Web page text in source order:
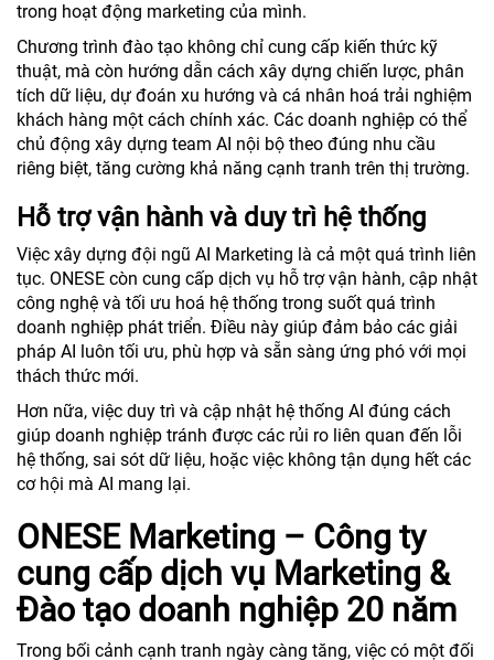
trong hoạt động marketing của mình.
Chương trình đào tạo không chỉ cung cấp kiến thức kỹ
thuật, mà còn hướng dẫn cách xây dựng chiến lược, phân
tích dữ liệu, dự đoán xu hướng và cá nhân hoá trải nghiệm
khách hàng một cách chính xác. Các doanh nghiệp có thể
chủ động xây dựng team AI nội bộ theo đúng nhu cầu
riêng biệt, tăng cường khả năng cạnh tranh trên thị trường.
Hỗ trợ vận hành và duy trì hệ thống
Việc xây dựng đội ngũ AI Marketing là cả một quá trình liên
tục. ONESE còn cung cấp dịch vụ hỗ trợ vận hành, cập nhật
công nghệ và tối ưu hoá hệ thống trong suốt quá trình
doanh nghiệp phát triển. Điều này giúp đảm bảo các giải
pháp AI luôn tối ưu, phù hợp và sẵn sàng ứng phó với mọi
thách thức mới.
Hơn nữa, việc duy trì và cập nhật hệ thống AI đúng cách
giúp doanh nghiệp tránh được các rủi ro liên quan đến lỗi
hệ thống, sai sót dữ liệu, hoặc việc không tận dụng hết các
cơ hội mà AI mang lại.
ONESE Marketing – Công ty
cung cấp dịch vụ Marketing &
Đào tạo doanh nghiệp 20 năm
Trong bối cảnh cạnh tranh ngày càng tăng, việc có một đối